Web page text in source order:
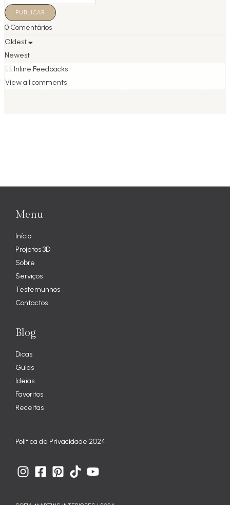
0Comentários
Oldest
Newest
Inline Feedbacks
View all comments
Menu
Início
Projetos 3D
Sobre
Serviços
Testemunhos
Contactos
Blog
Dicas
Guias
Ideias
Favoritos
Receitas
Política de Privacidade 2024